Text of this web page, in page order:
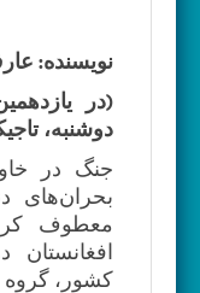
نویسنده:
(در
دوشنبه،
جنگ در
بحران‌های
معطوف
کشور، گروه